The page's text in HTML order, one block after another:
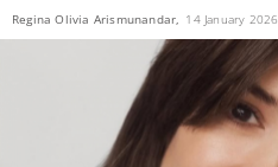
Regina Olivia Arismunandar, 14 January 2026